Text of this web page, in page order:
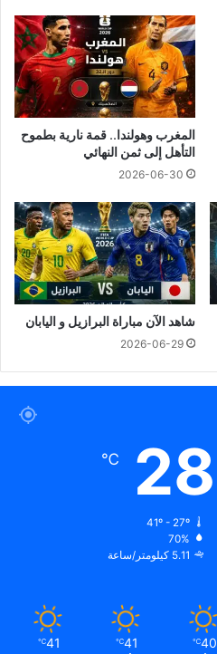
المغرب وهولندا.. قمة نارية بطموح
التأهل إلى ثمن النهائي
2026-06-30
شاهد الآن مباراة البرازيل و اليابان
2026-06-29
28
℃
41º - 27º
70%
5.11 كيلومتر/ساعة
40
℃
41
℃
41
℃